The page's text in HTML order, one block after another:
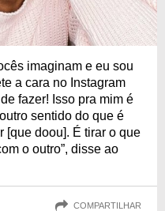
imaginam e eu sou
a cara no Instagram
fazer! Isso pra mim é
sentido do que é
[que doou]. É tirar o que
o outro”, disse ao
COMPARTILHAR